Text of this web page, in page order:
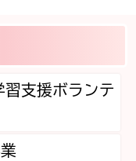
支援ボランテ